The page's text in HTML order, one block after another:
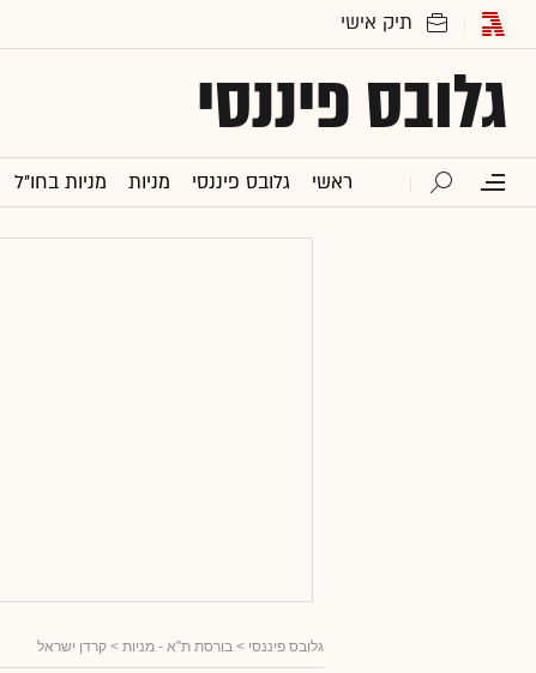
גלובס פיננסי
ראשי גלובס פיננסי מניות מניות בחו"ל
גלובס פיננסי > בורסת ת"א - מניות > קרדן ישראל